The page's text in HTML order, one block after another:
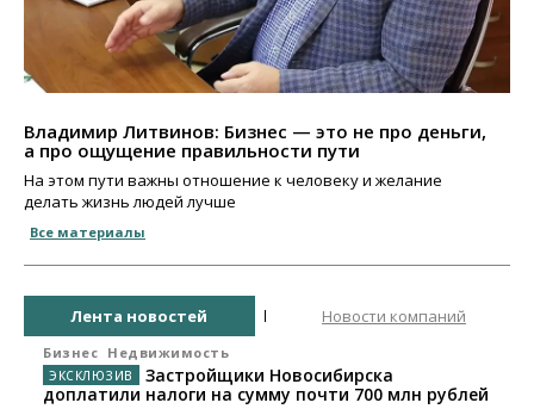
Владимир Литвинов: Бизнес — это не про деньги,
а про ощущение правильности пути
На этом пути важны отношение к человеку и желание
делать жизнь людей лучше
Все материалы
Лента новостей Новости компаний
Бизнес Недвижимость
Застройщики Новосибирска
доплатили налоги на сумму почти 700 млн рублей